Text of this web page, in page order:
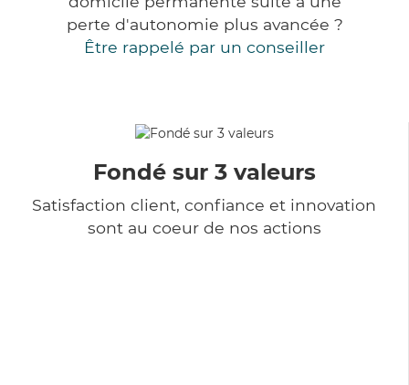
perte d'autonomie plus avancée ?
Être rappelé par un conseiller
Fondé sur 3 valeurs
Satisfaction client, confiance et innovation
sont au coeur de nos actions